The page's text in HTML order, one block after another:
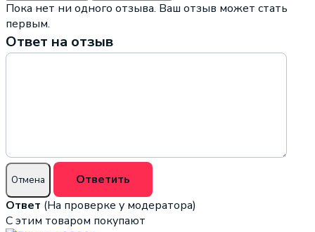
Пока нет ни одного отзыва. Ваш отзыв может стать
первым.
Ответ на отзыв
Ответ (На проверке у модератора)
С этим товаром покупают